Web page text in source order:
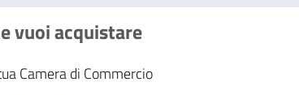
vuoi acquistare
Camera di Commercio